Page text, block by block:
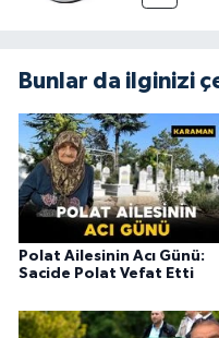
Bunlar da ilginizi
Polat Ailesinin Acı Günü:
Sacide Polat Vefat Etti